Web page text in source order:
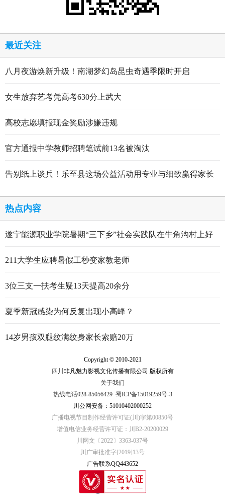
最近关注
八月夜游焕新升级！南湖梦幻岛昆虫奇遇季限时开启
女生放弃艺考凭高考630分上武大
高校志愿填报现金奖励涉嫌违规
官方通报中学教师招聘笔试前13名被淘汰
告别纸上谈兵！乐至县这场公益活动用专业与细致赢得家长
热点内容
遂宁能源职业学院暑期“三下乡”社会实践队在牛角沟村上好
211大学生应聘暑假工秒变家教老师
3位三支一扶考生疑13天提高20余分
夏季新冠感染为何反复出现小高峰？
14岁男孩双腿纹满纹身家长索赔20万
Copyright © 2010-2021
四川非凡魅力影视文化传播有限公司 版权所有
关于我们
热线电话028-85056429 蜀ICP备15019259号-3
川公网安备：51010402000252
广播电视节目制作经营许可证(川)字第00850号
增值电信业务经营许可证：川B2-20200029
川网文〔2022〕3363-037号
川广审批准字[2019]13号
广告联系QQ443652